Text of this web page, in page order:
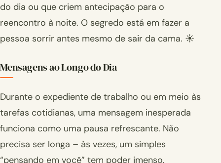
do dia ou que criem antecipação para o
reencontro à noite. O segredo está em fazer a
pessoa sorrir antes mesmo de sair da cama. ☀️
Mensagens ao Longo do Dia
Durante o expediente de trabalho ou em meio às
tarefas cotidianas, uma mensagem inesperada
funciona como uma pausa refrescante. Não
precisa ser longa – às vezes, um simples
“pensando em você” tem poder imenso.